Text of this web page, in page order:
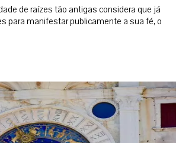
de raízes tão antigas considera que já
para manifestar publicamente a sua fé, o